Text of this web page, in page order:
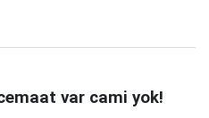
var cami yok!